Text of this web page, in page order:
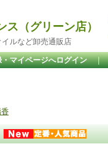
（グリーン店）
ルなど卸売通販店
マイページへログイン ｜